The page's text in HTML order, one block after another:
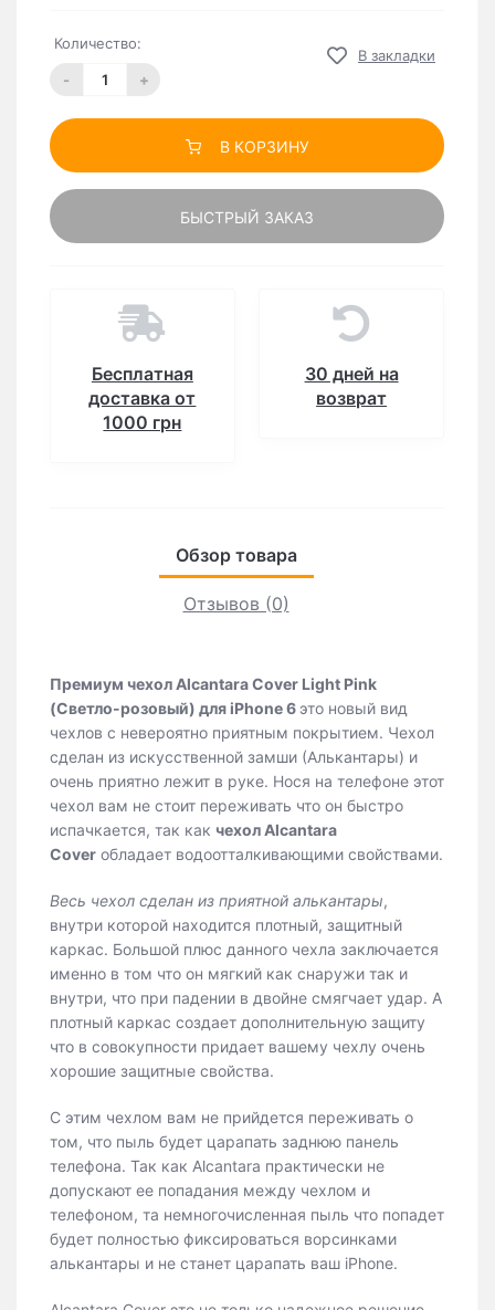
Количество:
- +
В закладки
В КОРЗИНУ
БЫСТРЫЙ ЗАКАЗ
Бесплатная
доставка от
1000 грн
30 дней на
возврат
Обзор товара
Отзывов (0)
Премиум чехол Alcantara Cover Light Pink
(Светло-розовый) для iPhone 6 это новый вид
чехлов с невероятно приятным покрытием. Чехол
сделан из искусственной замши (Алькантары) и
очень приятно лежит в руке. Нося на телефоне этот
чехол вам не стоит переживать что он быстро
испачкается, так как чехол Alcantara
Cover обладает водоотталкивающими свойствами.
Весь чехол сделан из приятной алькантары,
внутри которой находится плотный, защитный
каркас. Большой плюс данного чехла заключается
именно в том что он мягкий как снаружи так и
внутри, что при падении в двойне смягчает удар. А
плотный каркас создает дополнительную защиту
что в совокупности придает вашему чехлу очень
хорошие защитные свойства.
С этим чехлом вам не прийдется переживать о
том, что пыль будет царапать заднюю панель
телефона. Так как Alcantara практически не
допускают ее попадания между чехлом и
телефоном, та немногочисленная пыль что попадет
будет полностью фиксироваться ворсинками
алькантары и не станет царапать ваш iPhone.